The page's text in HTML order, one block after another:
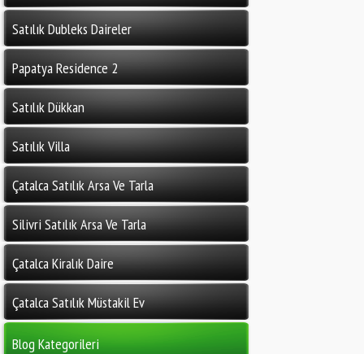
Satılık Dubleks Daireler
Papatya Residence 2
Satılık Dükkan
Satılık Villa
Çatalca Satılık Arsa Ve Tarla
Silivri Satılık Arsa Ve Tarla
Çatalca Kiralık Daire
Çatalca Satılık Müstakil Ev
Blog Kategorileri